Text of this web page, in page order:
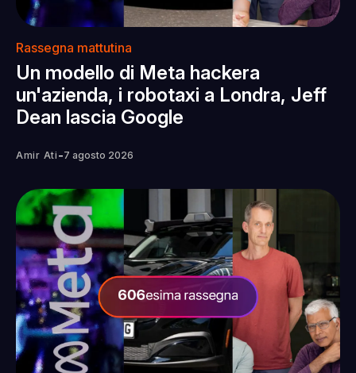
Rassegna mattutina
Un modello di Meta hackera
un'azienda, i robotaxi a Londra, Jeff
Dean lascia Google
Amir Ati -7 agosto 2026